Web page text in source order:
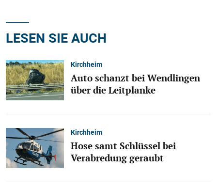
LESEN SIE AUCH
Kirchheim
Auto schanzt bei Wendlingen
über die Leitplanke
Kirchheim
Hose samt Schlüssel bei
Verabredung geraubt